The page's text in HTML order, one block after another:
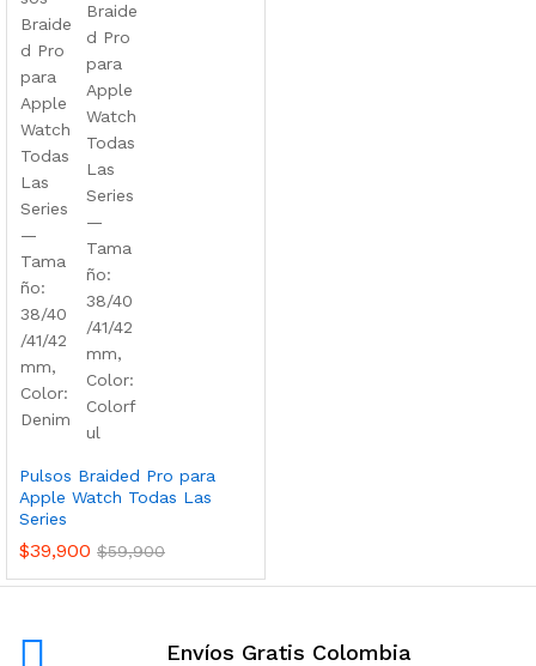
Pulsos Braided Pro para
Apple Watch Todas Las
Series
$39,900 $59,900
Envíos Gratis Colombia